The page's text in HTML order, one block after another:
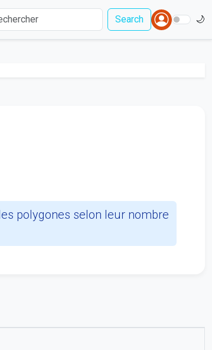
Search 🌙
polygones selon leur nombre